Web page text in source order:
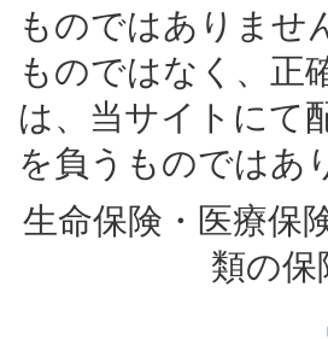
ものではありませ
ものではなく、正
は、当サイトにて
を負うものではあ
生命保険・医療保
類の